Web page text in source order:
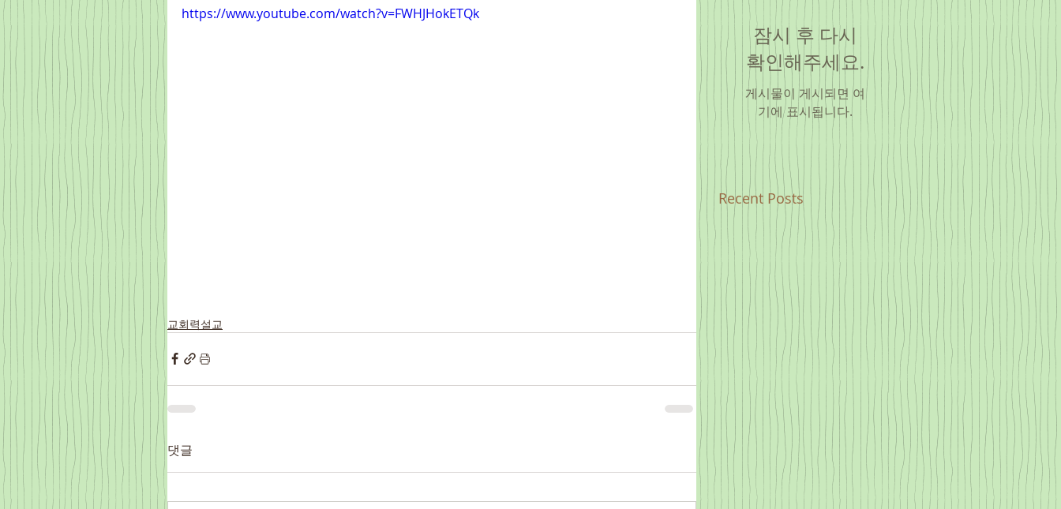
https://www.youtube.com/watch?v=FWHJHokETQk
교회력설교
댓글
잠시 후 다시
확인해주세요.
게시물이 게시되면 여
기에 표시됩니다.
Recent Posts